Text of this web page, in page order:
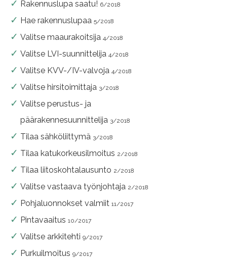
Rakennuslupa saatu! 6/2018
Hae rakennuslupaa 5/2018
Valitse maaurakoitsija 4/2018
Valitse LVI-suunnittelija 4/2018
Valitse KVV-/IV-valvoja 4/2018
Valitse hirsitoimittaja 3/2018
Valitse perustus- ja
päärakennesuunnittelija 3/2018
Tilaa sähköliittymä 3/2018
Tilaa katukorkeusilmoitus 2/2018
Tilaa liitoskohtalausunto 2/2018
Valitse vastaava työnjohtaja 2/2018
Pohjaluonnokset valmiit 11/2017
Pintavaaitus 10/2017
Valitse arkkitehti 9/2017
Purkuilmoitus 9/2017